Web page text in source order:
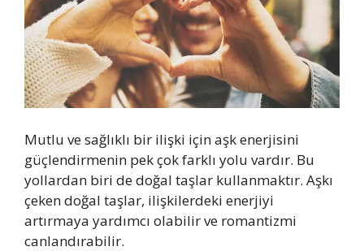
Mutlu ve sağlıklı bir ilişki için aşk enerjisini
güçlendirmenin pek çok farklı yolu vardır. Bu
yollardan biri de doğal taşlar kullanmaktır. Aşkı
çeken doğal taşlar, ilişkilerdeki enerjiyi
artırmaya yardımcı olabilir ve romantizmi
canlandırabilir.